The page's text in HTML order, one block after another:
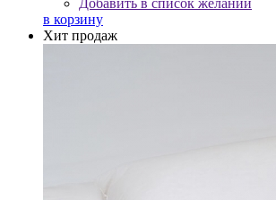
Добавить в список желаний
в корзину
Хит продаж